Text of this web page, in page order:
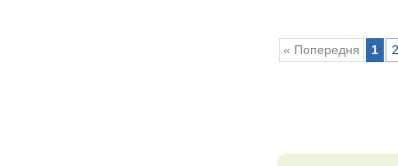
« Попередня 1 2